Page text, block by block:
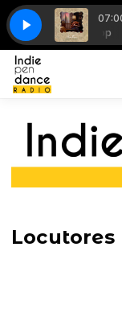
con Indie - Brit - Pop
- El Equilibrio
Locutores